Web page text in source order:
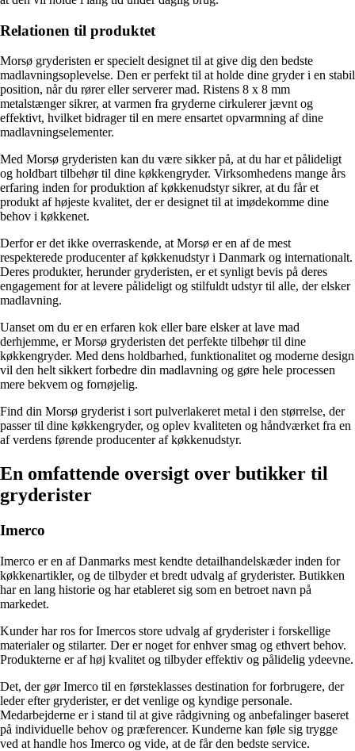
Relationen til produktet
Morsø gryderisten er specielt designet til at give dig den bedste
madlavningsoplevelse. Den er perfekt til at holde dine gryder i en stabil
position, når du rører eller serverer mad. Ristens 8 x 8 mm
metalstænger sikrer, at varmen fra gryderne cirkulerer jævnt og
effektivt, hvilket bidrager til en mere ensartet opvarmning af dine
madlavningselementer.
Med Morsø gryderisten kan du være sikker på, at du har et pålideligt
og holdbart tilbehør til dine køkkengryder. Virksomhedens mange års
erfaring inden for produktion af køkkenudstyr sikrer, at du får et
produkt af højeste kvalitet, der er designet til at imødekomme dine
behov i køkkenet.
Derfor er det ikke overraskende, at Morsø er en af de mest
respekterede producenter af køkkenudstyr i Danmark og internationalt.
Deres produkter, herunder gryderisten, er et synligt bevis på deres
engagement for at levere pålideligt og stilfuldt udstyr til alle, der elsker
madlavning.
Uanset om du er en erfaren kok eller bare elsker at lave mad
derhjemme, er Morsø gryderisten det perfekte tilbehør til dine
køkkengryder. Med dens holdbarhed, funktionalitet og moderne design
vil den helt sikkert forbedre din madlavning og gøre hele processen
mere bekvem og fornøjelig.
Find din Morsø gryderist i sort pulverlakeret metal i den størrelse, der
passer til dine køkkengryder, og oplev kvaliteten og håndværket fra en
af verdens førende producenter af køkkenudstyr.
En omfattende oversigt over butikker til
gryderister
Imerco
Imerco er en af Danmarks mest kendte detailhandelskæder inden for
køkkenartikler, og de tilbyder et bredt udvalg af gryderister. Butikken
har en lang historie og har etableret sig som en betroet navn på
markedet.
Kunder har ros for Imercos store udvalg af gryderister i forskellige
materialer og stilarter. Der er noget for enhver smag og ethvert behov.
Produkterne er af høj kvalitet og tilbyder effektiv og pålidelig ydeevne.
Det, der gør Imerco til en førsteklasses destination for forbrugere, der
leder efter gryderister, er det venlige og kyndige personale.
Medarbejderne er i stand til at give rådgivning og anbefalinger baseret
på individuelle behov og præferencer. Kunderne kan føle sig trygge
ved at handle hos Imerco og vide, at de får den bedste service.